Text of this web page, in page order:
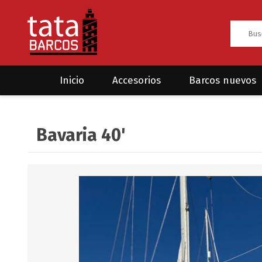
Inicio Accesorios
Cabos y amarres
Electrónica
Equipamiento
Grilletes/Guardacabos/Omegas
Barcos nuevos
CRUCEROS
HAYN
Bavaria 40'